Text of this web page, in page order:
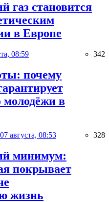
газ становится
в Европе
08:59 342
почему
молодёжи в
07 августа, 08:53 328
минимум:
покрывает
жизнь